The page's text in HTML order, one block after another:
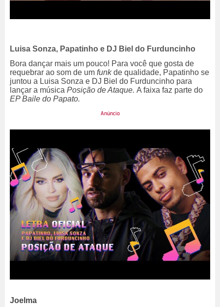
Luisa Sonza, Papatinho e DJ Biel do Furduncinho
Bora dançar mais um pouco! Para você que gosta de
requebrar ao som de um funkde qualidade, Papatinho se
juntou a Luisa Sonza e DJ Biel do Furduncinho para
lançar a música Posição de Ataque. A faixa faz parte do
EP Baile do Papato.
Joelma